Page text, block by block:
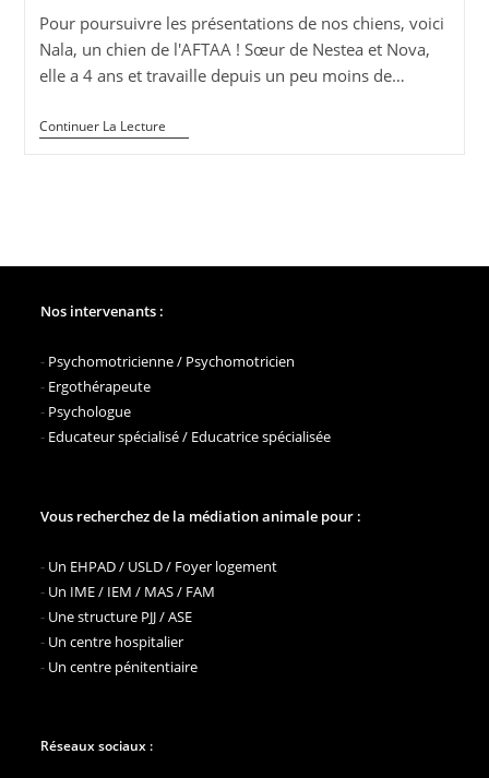
Pour poursuivre les présentations de nos chiens, voici
Nala, un chien de l'AFTAA ! Sœur de Nestea et Nova,
elle a 4 ans et travaille depuis un peu moins de…
Continuer La LecturePrésentation
De
Nos intervenants :
- Psychomotricienne / Psychomotricien
- Ergothérapeute
- Psychologue
- Educateur spécialisé / Educatrice spécialisée
Vous recherchez de la médiation animale pour :
- Un EHPAD / USLD / Foyer logement
- Un IME / IEM / MAS / FAM
- Une structure PJJ / ASE
- Un centre hospitalier
- Un centre pénitentiaire
Réseaux sociaux :